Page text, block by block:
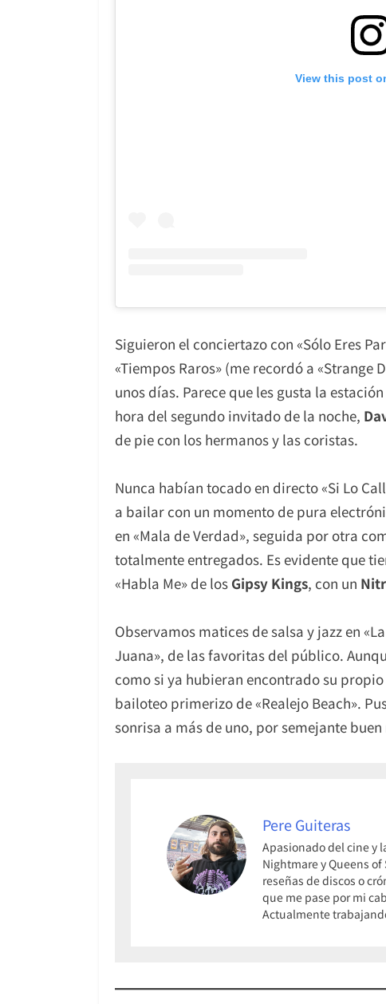
View this post
Siguieron el conciertazo con «Sólo Eres
«Tiempos Raros» (me recordó a «Strange
unos días. Parece que les gusta la
hora del segundo invitado de la noche,
de pie con los hermanos y las coristas.
Nunca habían tocado en directo «Si Lo
a bailar con un momento de pura
en «Mala de Verdad», seguida por otra
totalmente entregados. Es evidente que
«Habla Me» de los Gipsy Kings, con un
Observamos matices de salsa y jazz en
Juana», de las favoritas del público.
como si ya hubieran encontrado su
bailoteo primerizo de «Realejo Beach».
sonrisa a más de uno, por semejante
Pere Guiteras
Apasionado del cine y
Nightmare y Queens
reseñas de discos o
que me pase por mi
Actualmente